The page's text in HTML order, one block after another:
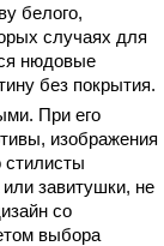
белого,
случаях для
нюдовые
без покрытия.
При его
изображения
стилисты
завитушки, не
со
выбора